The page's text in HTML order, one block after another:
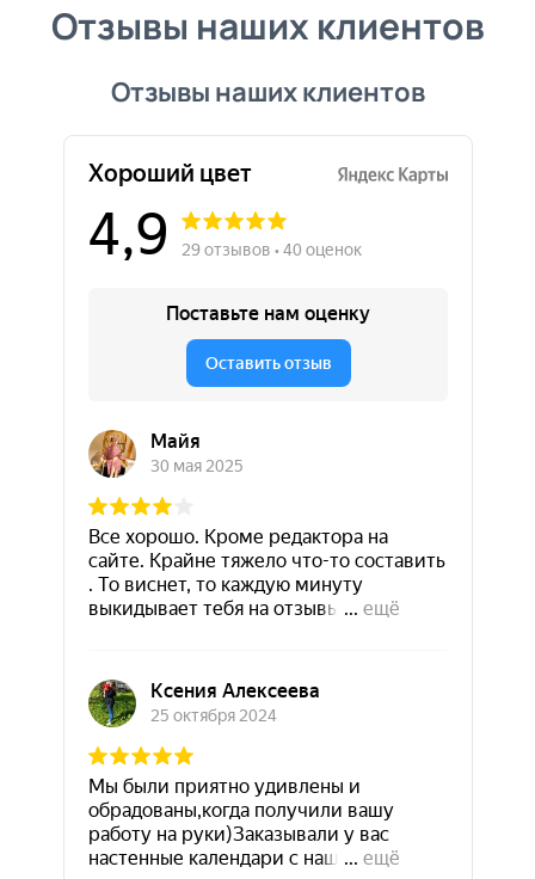
Отзывы наших клиентов
Отзывы наших клиентов